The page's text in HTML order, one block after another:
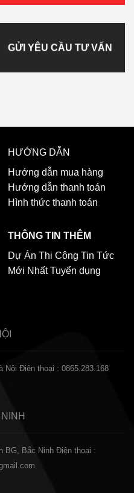
GỬI YÊU CẦU TƯ VẤN
HƯỚNG DẪN
Hướng dẫn mua hàng
Hướng dẫn thanh toán
Hình thức thanh toán
THÔNG TIN THÊM
Dự Án Thi Công Tin Tức
Mới Nhất Tuyển dụng
Nội Điện thoại : 0865.283.168
BG, Bắc Ninh Điện thoại :